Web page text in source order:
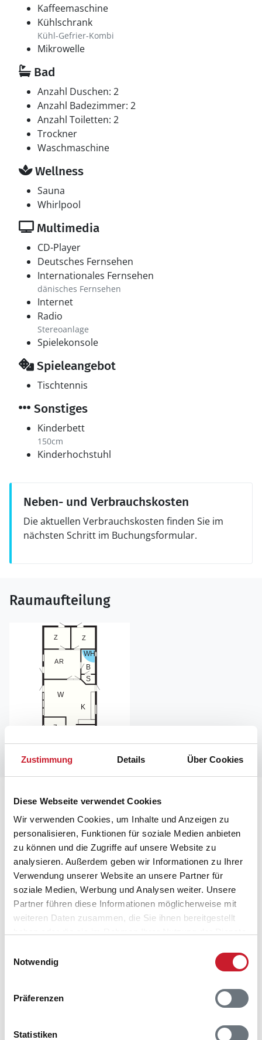
Zustimmung Details Über Cookies
Diese Webseite verwendet Cookies
Wir verwenden Cookies, um Inhalte und Anzeigen zu
personalisieren, Funktionen für soziale Medien anbieten
zu können und die Zugriffe auf unsere Website zu
analysieren. Außerdem geben wir Informationen zu Ihrer
Verwendung unserer Website an unsere Partner für
soziale Medien, Werbung und Analysen weiter. Unsere
Partner führen diese Informationen möglicherweise mit
weiteren Daten zusammen, die Sie ihnen bereitgestellt
Notwendig
Präferenzen
Statistiken
Kaffeemaschine
Kühlschrank
Kühl-Gefrier-Kombi
Mikrowelle
Bad
Anzahl Duschen: 2
Anzahl Badezimmer: 2
Anzahl Toiletten: 2
Trockner
Waschmaschine
Wellness
Sauna
Whirlpool
Multimedia
CD-Player
Deutsches Fernsehen
Internationales Fernsehen
dänisches Fernsehen
Internet
Radio
Stereoanlage
Spielekonsole
Spieleangebot
Tischtennis
Sonstiges
Kinderbett
150cm
Kinderhochstuhl
Neben- und Verbrauchskosten
Die aktuellen Verbrauchskosten finden Sie im
nächsten Schritt im Buchungsformular.
Raumaufteilung
Lageplan
Adresse
Ferienhaus 74954
Skovsøen 46
Fjellerup Strand
8585 Glesborg